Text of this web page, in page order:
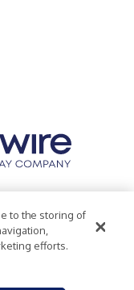
Statement
to the storing of
efforts.